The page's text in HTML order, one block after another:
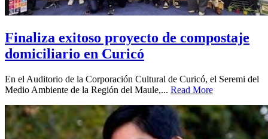
Finaliza exitoso proyecto de compostaje
domiciliario en Curicó
En el Auditorio de la Corporación Cultural de Curicó, el Seremi del
Medio Ambiente de la Región del Maule,... Read More